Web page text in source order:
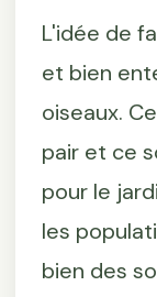
L'idée de
et bien
oiseaux.
pair et ce
pour le
les
bien des